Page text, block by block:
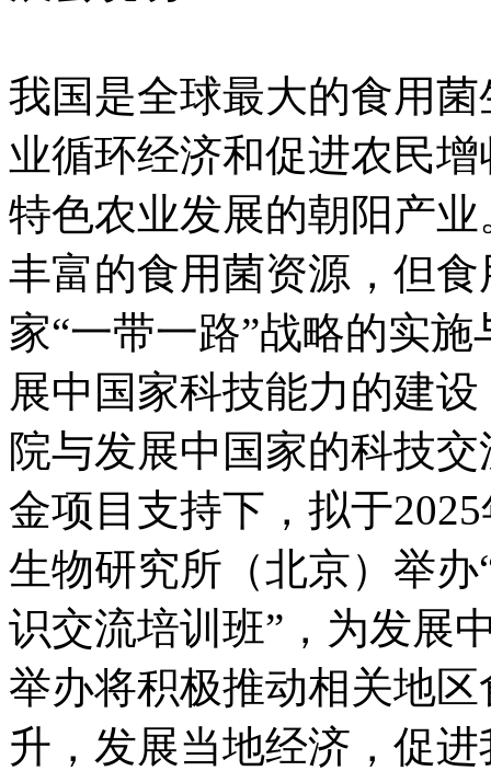
我国是全球最大的食用
业循环经济和促进农民
特色农业发展的朝阳产
丰富的食用菌资源，但
家“一带一路”战略的实
展中国家科技能力的建
院与发展中国家的科技
金项目支持下，拟于
生物研究所（北京）举
识交流培训班”，为发展
举办将积极推动相关地
升，发展当地经济，促